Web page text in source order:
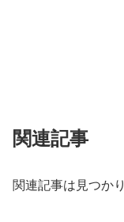
関連記事
関連記事は見つか